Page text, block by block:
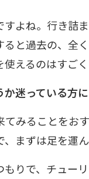
すよね。行き詰
と過去の、全
えるのはすご
迷っている方
てみることをお
まずは足を運
もりで、チュー